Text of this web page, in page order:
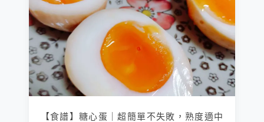
【食譜】糖心蛋｜超簡單不失敗，熟度適中